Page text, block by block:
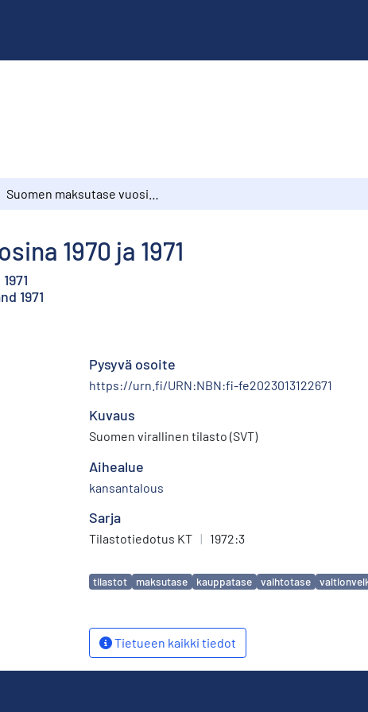
1970 ja 1971
1971
Pysyvä osoite
https://urn.fi/URN:NBN:fi-fe2023013122671
Kuvaus
Suomen virallinen tilasto (SVT)
Aihealue
kansantalous
Sarja
Tilastotiedotus KT | 1972:3
Avainsanat
tilastot maksutase kauppatase vaihtotase
Tietueen kaikki tiedot